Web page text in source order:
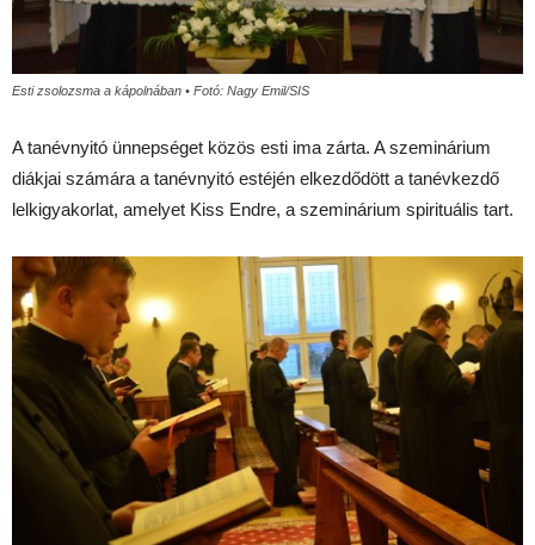
Esti zsolozsma a kápolnában • Fotó: Nagy Emil/SIS
A tanévnyitó ünnepséget közös esti ima zárta. A szeminárium
diákjai számára a tanévnyitó estéjén elkezdődött a tanévkezdő
lelkigyakorlat, amelyet Kiss Endre, a szeminárium spirituális tart.